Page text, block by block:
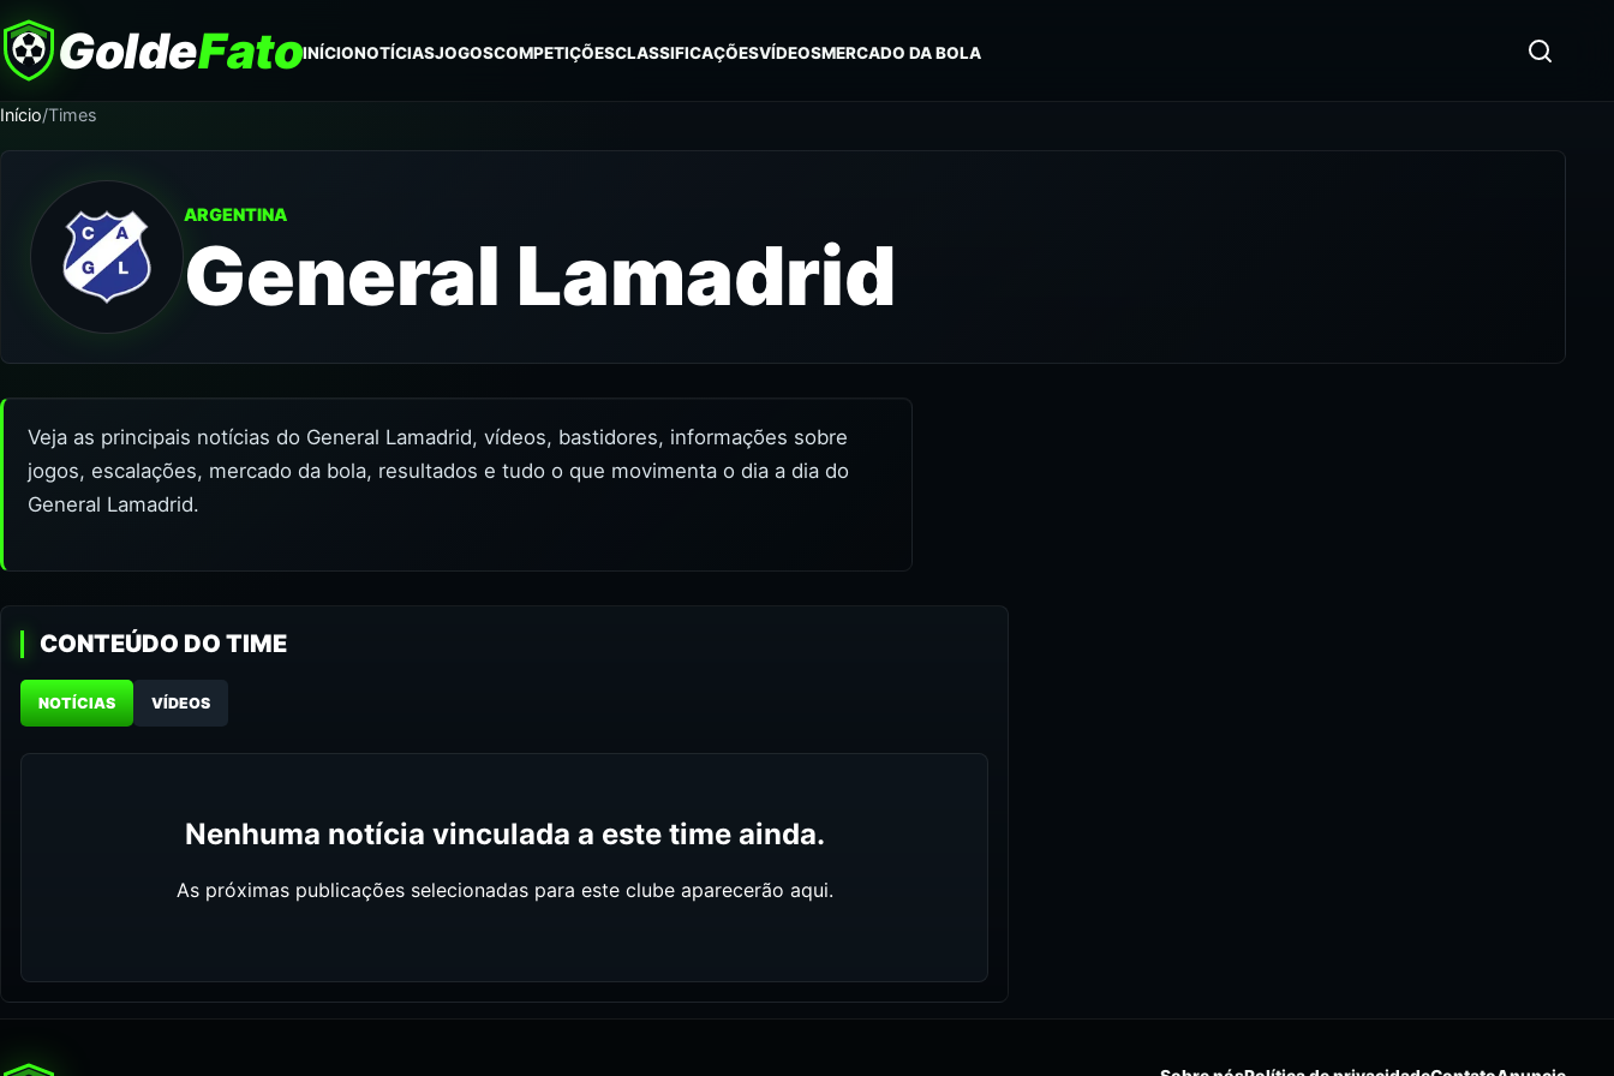
GoldeFatoINÍCIONOTÍCIASJOGOSCOMPETIÇÕESCLASSIFICAÇÕESVÍDEOSMERCADO DA BOLA
Início/Times
ARGENTINA
General Lamadrid
Veja as principais notícias do General Lamadrid, vídeos, bastidores, informações sobre
jogos, escalações, mercado da bola, resultados e tudo o que movimenta o dia a dia do
General Lamadrid.
CONTEÚDO DO TIME
NOTÍCIAS VÍDEOS
Nenhuma notícia vinculada a este time ainda.
As próximas publicações selecionadas para este clube aparecerão aqui.